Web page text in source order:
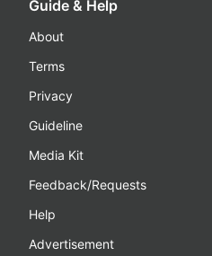
Guide & Help
About
Terms
Privacy
Guideline
Media Kit
Feedback/Requests
Help
Advertisement